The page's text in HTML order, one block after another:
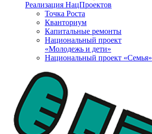
Реализация НацПроектов
Точка Роста
Кванториум
Капитальные ремонты
Национальный проект
«Молодежь и дети»
Национальный проект «Семья»